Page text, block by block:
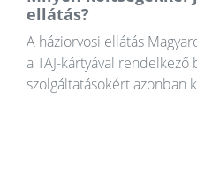
ellátás?
A háziorvosi ellátás
a TAJ-kártyával rendelkező
szolgáltatásokért azonban